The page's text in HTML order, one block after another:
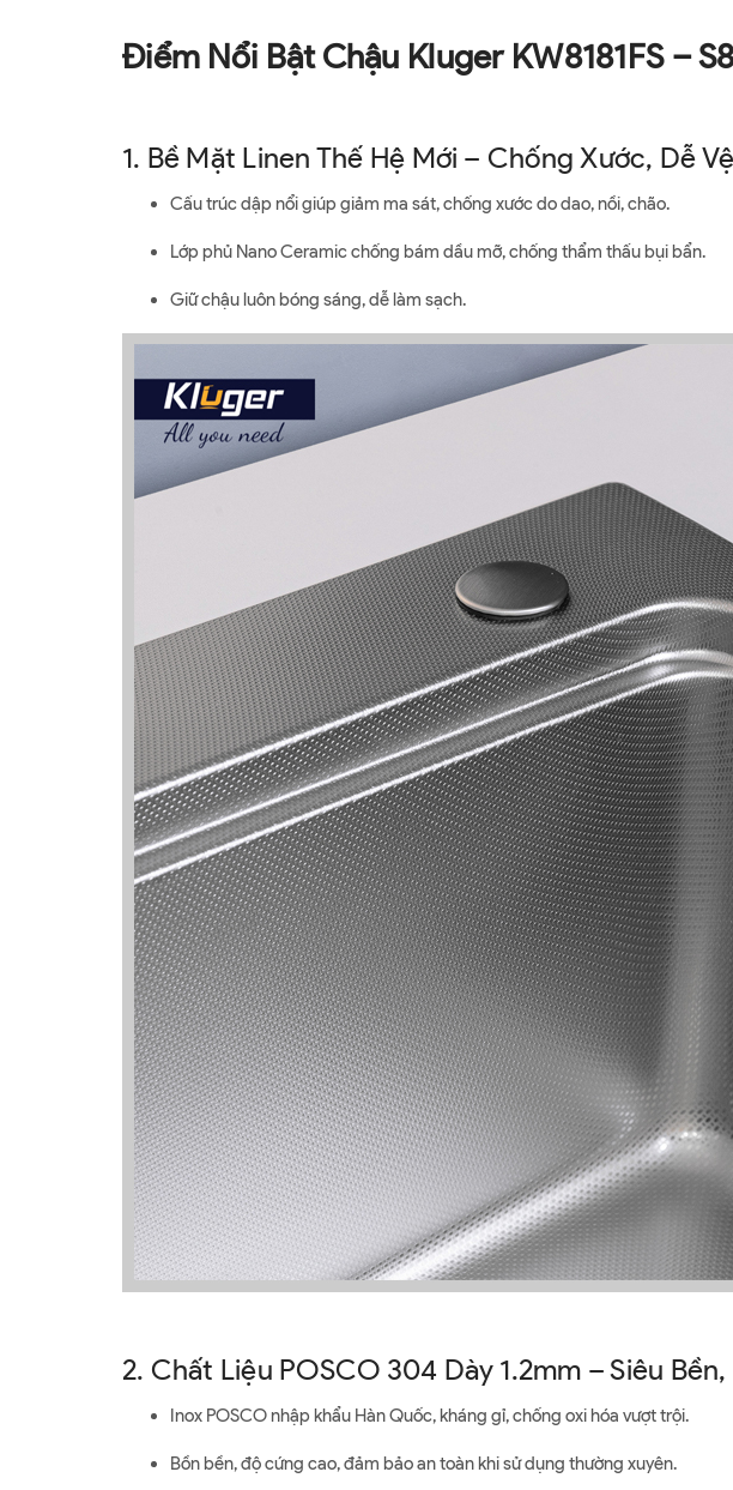
Điểm Nổi Bật Chậu Kluger KW8181FS –
1. Bề Mặt Linen Thế Hệ Mới – Chống Xước, Dễ
Cấu trúc dập nổi giúp giảm ma sát, chống xước do dao, nồi, chão.
Lớp phủ Nano Ceramic chống bám dầu mỡ, chống thẩm thấu bụi bẩn.
Giữ chậu luôn bóng sáng, dễ làm sạch.
2. Chất Liệu POSCO 304 Dày 1.2mm – Siêu
Inox POSCO nhập khẩu Hàn Quốc, kháng gỉ, chống oxi hóa vượt trội.
Bồn bền, độ cứng cao, đảm bảo an toàn khi sử dụng thường xuyên.